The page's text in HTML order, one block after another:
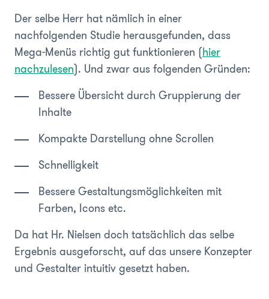
Der selbe Herr hat nämlich in einer
nachfolgenden Studie herausgefunden, dass
Mega-Menüs richtig gut funktionieren (hier
nachzulesen). Und zwar aus folgenden Gründen:
Bessere Übersicht durch Gruppierung der
Inhalte
Kompakte Darstellung ohne Scrollen
Schnelligkeit
Bessere Gestaltungsmöglichkeiten mit
Farben, Icons etc.
Da hat Hr. Nielsen doch tatsächlich das selbe
Ergebnis ausgeforscht, auf das unsere Konzepter
und Gestalter intuitiv gesetzt haben.